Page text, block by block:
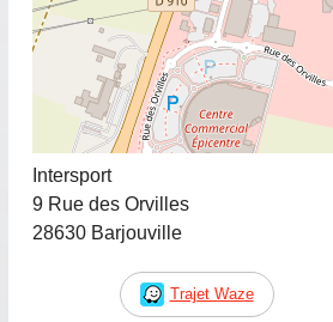
Intersport
9 Rue des Orvilles
28630 Barjouville
Trajet Waze